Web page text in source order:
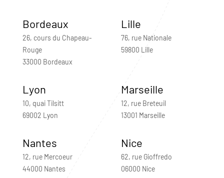
Bordeaux
26, cours du Chapeau-
Rouge
33000 Bordeaux
Lille
76, rue Nationale
59800 Lille
Lyon
10, quai Tilsitt
69002 Lyon
Marseille
12, rue Breteuil
13001 Marseille
Nantes
12, rue Mercoeur
44000 Nantes
Nice
62, rue Gioffredo
06000 Nice